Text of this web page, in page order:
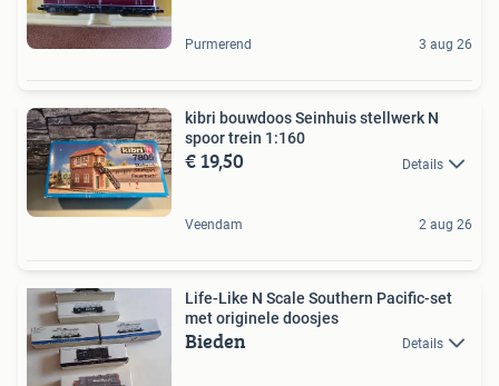
Purmerend 3 aug 26
kibri bouwdoos Seinhuis stellwerk N
spoor trein 1:160
€ 19,50 Details
Veendam 2 aug 26
Life-Like N Scale Southern Pacific-set
met originele doosjes
Bieden Details